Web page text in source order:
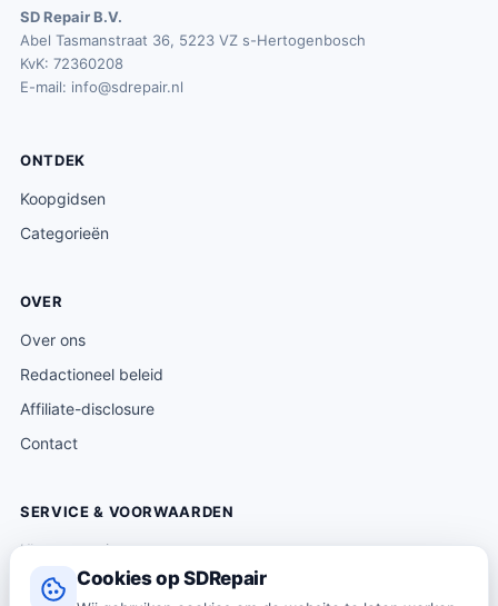
Cookies op SDRepair
SD Repair B.V.
Abel Tasmanstraat 36, 5223 VZ s-Hertogenbosch
KvK: 72360208
E-mail: info@sdrepair.nl
ONTDEK
Koopgidsen
Categorieën
OVER
Over ons
Redactioneel beleid
Affiliate-disclosure
Contact
SERVICE & VOORWAARDEN
Klantenservice
Verzending & levering